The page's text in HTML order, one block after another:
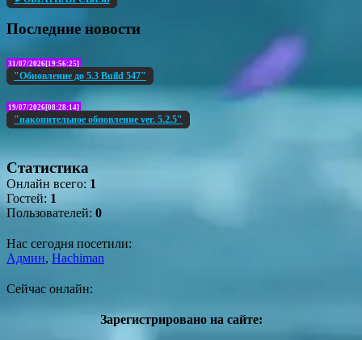
Последние новости
31/07/2026[19:56:25]
"Обновление до 5.3 Build 547"
19/07/2026[08:28:14]
"накопительное обновление ver. 5.2.5"
Статистика
Онлайн всего: 1
Гостей: 1
Пользователей: 0
Нас сегодня посетили:
Админ, Hachiman
Сейчас онлайн:
Зарегистрировано на сайте: